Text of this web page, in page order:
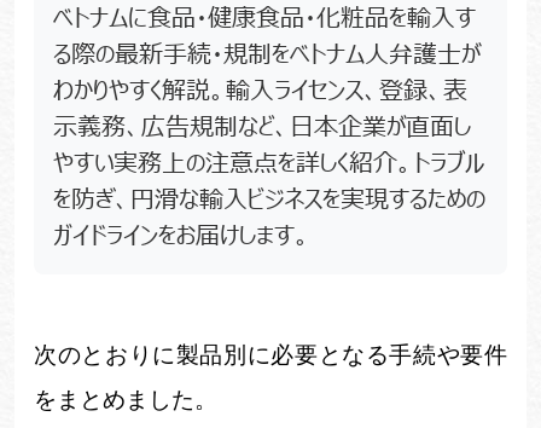
ベトナムに食品・健康食品・化粧品を輸入す
る際の最新手続・規制をベトナム人弁護士が
わかりやすく解説。輸入ライセンス、登録、表
示義務、広告規制など、日本企業が直面し
やすい実務上の注意点を詳しく紹介。トラブル
を防ぎ、円滑な輸入ビジネスを実現するための
ガイドラインをお届けします。
次のとおりに製品別に必要となる手続や要件
をまとめました。